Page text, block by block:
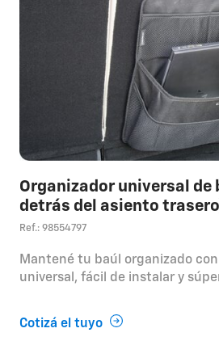
Organizador universal de
detrás del asiento
Ref.: 98554797
Mantené tu baúl organizado
universal, fácil de instalar y
Cotizá el tuyo